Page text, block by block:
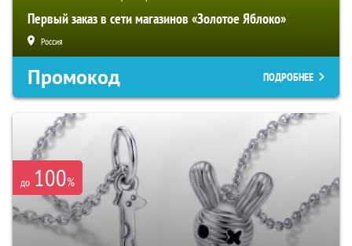
Первый заказ в сети магазинов «Золотое Яблоко»
Россия
Промокод ПОДРОБНЕЕ
до 100%